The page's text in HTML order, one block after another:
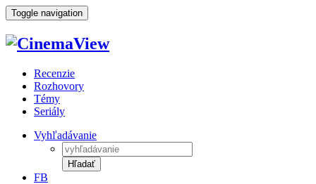
Toggle navigation
Recenzie
Rozhovory
Témy
Seriály
Vyhľadávanie
Hľadať
FB